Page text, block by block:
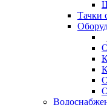
Тачки